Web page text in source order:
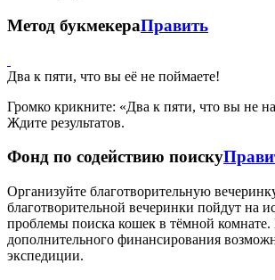
Метод букмекераПравить
Два к пяти, что вы её не поймаете!
Громко крикните: «Два к пяти, что вы не
Ждите результатов.
Фонд по содействию поиску
Организуйте благотворительную
благотворительной вечеринки пойдут на
проблемы поиска кошек в тёмной
дополнительного финансирования
экспедиции.